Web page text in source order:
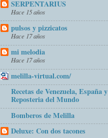
SERPENTARIUS
Hace 15 años
pulsos y pizzicatos
Hace 17 años
mi melodia
Hace 17 años
melilla-virtual.com/
Recetas de Venezuela, España y
Reposteria del Mundo
Bomberos de Melilla
Deluxe: Con dos tacones